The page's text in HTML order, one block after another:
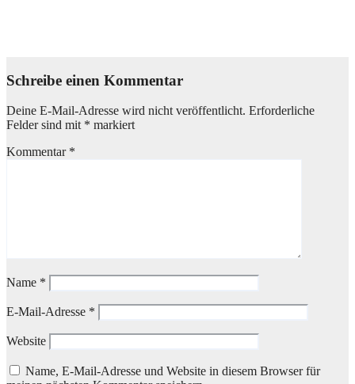
Schreibe einen Kommentar
Deine E-Mail-Adresse wird nicht veröffentlicht. Erforderliche
Felder sind mit * markiert
Kommentar *
Name *
E-Mail-Adresse *
Website
Name, E-Mail-Adresse und Website in diesem Browser für